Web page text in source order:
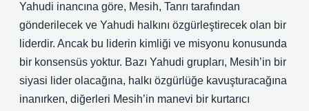
Yahudi inancına göre, Mesih, Tanrı tarafından
gönderilecek ve Yahudi halkını özgürleştirecek olan bir
liderdir. Ancak bu liderin kimliği ve misyonu konusunda
bir konsensüs yoktur. Bazı Yahudi grupları, Mesih’in bir
siyasi lider olacağına, halkı özgürlüğe kavuşturacağına
inanırken, diğerleri Mesih’in manevi bir kurtarıcı